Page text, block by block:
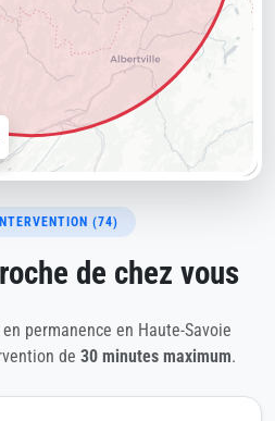
(74)
de chez vous
permanence en Haute-Savoie
de 30 minutes maximum.